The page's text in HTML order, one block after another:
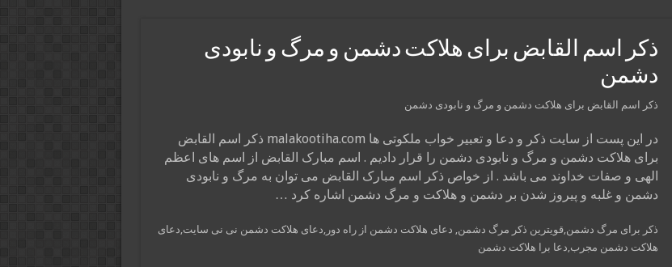
اسماء الحسنی برآورده شدن حاجت
و اذکار مجرب
ذکر اسم القابض برای هلاکت دشمن و مرگ و نابودی
دشمن
ذکر اسم القابض برای هلاکت دشمن و مرگ و نابودی دشمن
در این پست از سایت ذکر و دعا و تعبیر خواب ملکوتی ها malakootiha.com
ذکر اسم القابض
برای هلاکت دشمن و مرگ و نابودی دشمن را قرار دادیم . اسم مبارک القابض از اسم های اعظم
الهی و صفات خداوند می باشد . از خواص ذکر اسم مبارک القابض می توان به مرگ و نابودی
دشمن و غلبه و پیروز شدن بر دشمن و هلاکت و مرگ دشمن اشاره کرد …
ذکر برای مرگ دشمن,قویترین ذکر مرگ دشمن, دعای هلاکت دشمن از راه دور,دعای هلاکت دشمن نی نی سایت,دعای
هلاکت دشمن مجرب,دعا برا هلاکت دشمن